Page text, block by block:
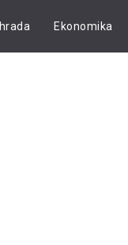
Ekonomika